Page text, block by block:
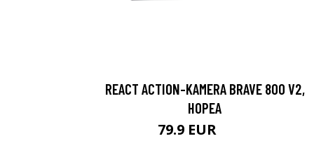
REACT ACTION-KAMERA BRAVE 800 V2,
HOPEA
79.9 EUR